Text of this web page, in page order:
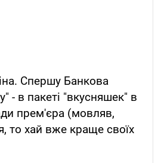
Спершу Банкова
- в пакеті "вкусняшек" в
прем'єра (мовляв,
то хай вже краще своїх